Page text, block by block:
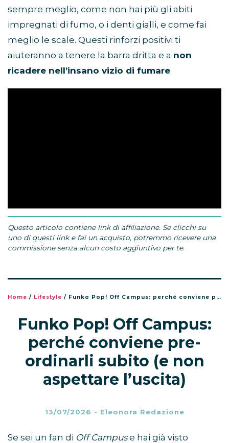
sempre meglio, come non hai più gli abiti
impregnati di fumo, o i denti gialli, e come fai
meglio le scale. Questi rinforzi positivi ti
aiuteranno a tenere la barra dritta e a non
ricadere nell’insano vizio di fumare.
Questo articolo contiene link di affiliazione. Se clicchi su
uno di questi link e fai un acquisto, potremmo ricevere una
commissione senza alcun costo aggiuntivo per te.
Home / Lifestyle / Funko Pop! Off Campus: perché conviene pre-ordinarli subito (e non aspettare l’uscita)
Funko Pop! Off Campus:
perché conviene pre-
ordinarli subito (e non
aspettare l’uscita)
13/07/2026 - Eleonora Redazione
Se sei un fan di Off Campuse hai già visto